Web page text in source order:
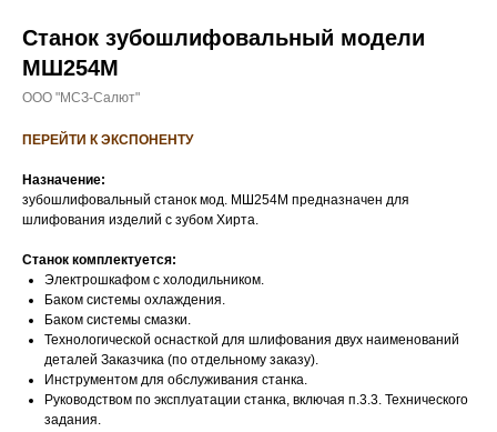
Станок зубошлифовальный модели
МШ254М
ООО "МСЗ-Салют"
ПЕРЕЙТИ К ЭКСПОНЕНТУ
Назначение:
зубошлифовальный станок мод. МШ254М предназначен для
шлифования изделий с зубом Хирта.
Станок комплектуется:
Электрошкафом с холодильником.
Баком системы охлаждения.
Баком системы смазки.
Технологической оснасткой для шлифования двух наименований
деталей Заказчика (по отдельному заказу).
Инструментом для обслуживания станка.
Руководством по эксплуатации станка, включая п.3.3. Технического
задания.